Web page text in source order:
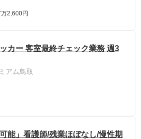
2,600円
カー 客室最終チェック業務 週3
アム鳥取
能」看護師/残業ほぼなし/慢性期